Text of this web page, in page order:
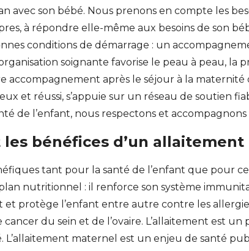
avec son bébé. Nous prenons en compte les
à répondre elle-même aux besoins de son
conditions de démarrage : un
soignante favorise le peau à peau, la
accompagnement après le séjour à la
et réussi, s’appuie sur un réseau de soutien
de l’enfant, nous respectons et
les bénéfices d’un
tant pour la santé de l’enfant que pour
nutritionnel : il renforce son système
protège l’enfant entre autre contre les
cancer du sein et de l’ovaire. L’allaitement est
L’allaitement maternel est un enjeu de santé